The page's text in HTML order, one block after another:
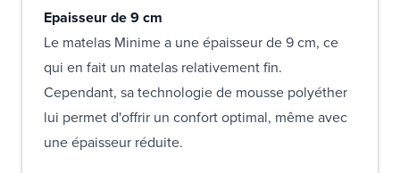
Epaisseur de 9 cm
Le matelas Minime a une épaisseur de 9 cm, ce
qui en fait un matelas relativement fin.
Cependant, sa technologie de mousse polyéther
lui permet d'offrir un confort optimal, même avec
une épaisseur réduite.